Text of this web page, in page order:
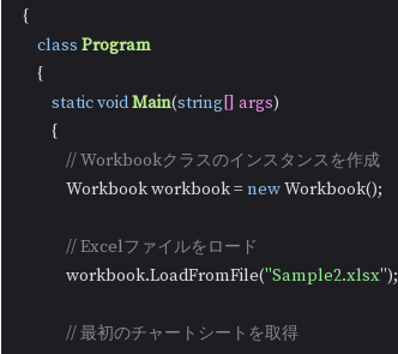
{
class Program
    {
staticvoidMain(string[] args)
        {
// Workbookクラスのインスタンスを作成
            Workbook workbook =
new Workbook();
// Excelファイルをロード
            workbook.LoadFromFile(
"Sample2.xlsx");
// 最初のチャートシートを取得